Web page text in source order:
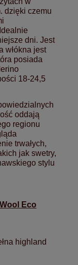
dzięki czemu
dni. Jest
włókna jest
posiada
18-24,5
oddają
regionu
trwałych,
jak swetry,
stylu
Eco
highland